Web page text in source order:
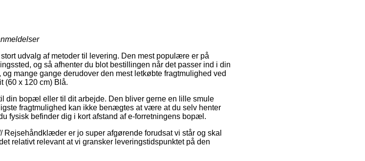
udvalg af metoder til levering. Den mest populære er på
og så afhenter du blot bestillingen når det passer ind i din
mange gange derudover den mest letkøbte fragtmulighed ved
(60 x 120 cm) Blå.
din bopæl eller til dit arbejde. Den bliver gerne en lille smule
fragtmulighed kan ikke benægtes at være at du selv henter
fysisk befinder dig i kort afstand af e-forretningens bopæl.
Rejsehåndklæder er jo super afgørende forudsat vi står og skal
relativt relevant at vi gransker leveringstidspunktet på den